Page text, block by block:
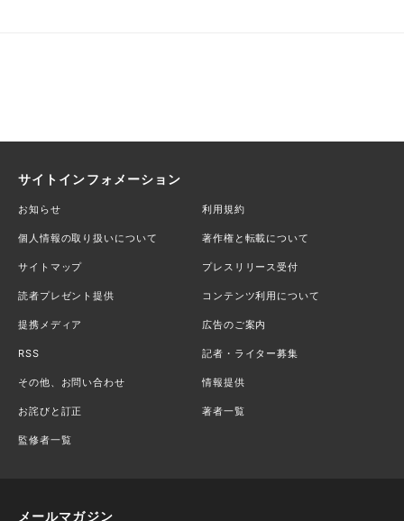
サイトインフォメーション
お知らせ 利用規約
個人情報の取り扱いについて 著作権と転載について
サイトマップ プレスリリース受付
読者プレゼント提供 コンテンツ利用について
提携メディア 広告のご案内
RSS 記者・ライター募集
その他、お問い合わせ 情報提供
お詫びと訂正 著者一覧
監修者一覧
メールマガジン